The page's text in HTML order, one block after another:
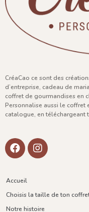
CréaCao ce sont des
d’entreprise, cadeau de
coffret de gourmandises en
Personnalise aussi le coffret
catalogue, en téléchargeant
Accueil
Choisis la taille de ton
Notre histoire